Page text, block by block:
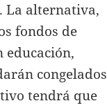
La alternativa,
fondos de
educación,
congelados
tendrá que